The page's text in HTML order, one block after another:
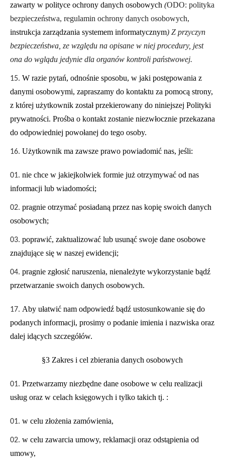
zawarty w polityce ochrony danych osobowych (ODO: polityka
bezpieczeństwa, regulamin ochrony danych osobowych,
instrukcja zarządzania systemem informatycznym) Z przyczyn
bezpieczeństwa, ze względu na opisane w niej procedury, jest
ona do wglądu jedynie dla organów kontroli państwowej.
W razie pytań, odnośnie sposobu, w jaki postępowania z
danymi osobowymi, zapraszamy do kontaktu za pomocą strony,
z której użytkownik został przekierowany do niniejszej Polityki
prywatności. Prośba o kontakt zostanie niezwłocznie przekazana
do odpowiedniej powołanej do tego osoby.
Użytkownik ma zawsze prawo powiadomić nas, jeśli:
nie chce w jakiejkolwiek formie już otrzymywać od nas
informacji lub wiadomości;
pragnie otrzymać posiadaną przez nas kopię swoich danych
osobowych;
poprawić, zaktualizować lub usunąć swoje dane osobowe
znajdujące się w naszej ewidencji;
pragnie zgłosić naruszenia, nienależyte wykorzystanie bądź
przetwarzanie swoich danych osobowych.
Aby ułatwić nam odpowiedź bądź ustosunkowanie się do
podanych informacji, prosimy o podanie imienia i nazwiska oraz
dalej idących szczegółów.
§3 Zakres i cel zbierania danych osobowych
Przetwarzamy niezbędne dane osobowe w celu realizacji
usług oraz w celach księgowych i tylko takich tj. :
w celu złożenia zamówienia,
w celu zawarcia umowy, reklamacji oraz odstąpienia od
umowy,